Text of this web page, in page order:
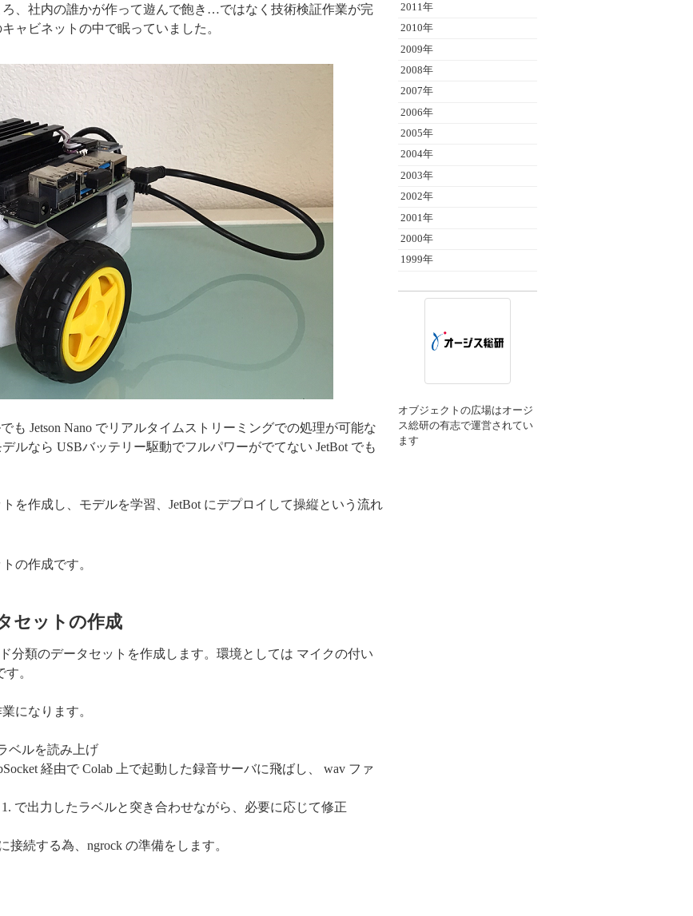
ろ、社内の誰かが作って遊んで飽き…ではなく技術検証作業が完
ャビネットの中で眠っていました。
も Jetson Nano でリアルタイムストリーミングでの処理が可能な
ルなら USBバッテリー駆動でフルパワーがでてない JetBot でも
を作成し、モデルを学習、JetBot にデプロイして操縦という流れ
の作成です。
セットの作成
分類のデータセットを作成します。環境としては マイクの付い
。
になります。
ベルを読み上げ
経由で Colab 上で起動した録音サーバに飛ばし、 wav ファ
で出力したラベルと突き合わせながら、必要に応じて修正
接続する為、ngrock の準備をします。
2011年
2010年
2009年
2008年
2007年
2006年
2005年
2004年
2003年
2002年
2001年
2000年
1999年
オブジェクトの広場はオージ
ス総研の有志で運営されてい
ます